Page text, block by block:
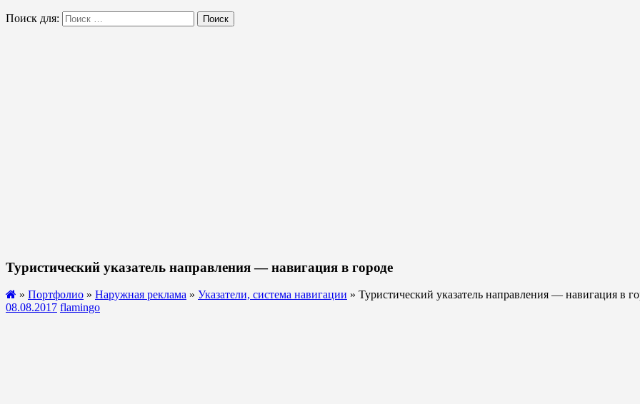
Поиск для: Поиск
Туристический указатель направления — навигация в городе
» Портфолио » Наружная реклама » Указатели, система навигации » Туристический указатель направления — навигация в
08.08.2017 flamingo